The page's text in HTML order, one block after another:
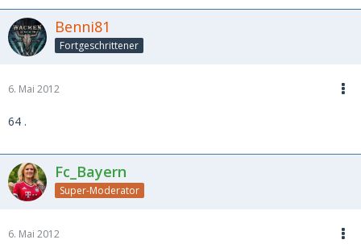
Benni81
Fortgeschrittener
6. Mai 2012
64 .
Fc_Bayern
Super-Moderator
6. Mai 2012